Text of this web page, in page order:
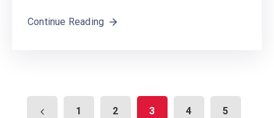
Continue Reading
1 2 3 4 5